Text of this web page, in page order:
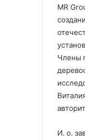
MR
Члены
И. о.